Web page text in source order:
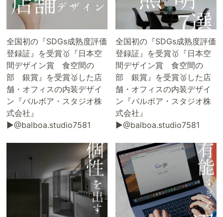
全国初の『SDGs成熟度評価
登録証』を受賞🥇『日本空
間デザイン賞 食空間の
部 銀賞』を受賞🥈した店
舗・オフィスの内装デザイ
ン『バルボア・スタジオ株
式会社』
▶@balboa.studio7581
全国初の『SDGs成熟度評価
登録証』を受賞🥇『日本空
間デザイン賞 食空間の
部 銀賞』を受賞🥈した店
舗・オフィスの内装デザイ
ン『バルボア・スタジオ株
式会社』
▶@balboa.studio7581